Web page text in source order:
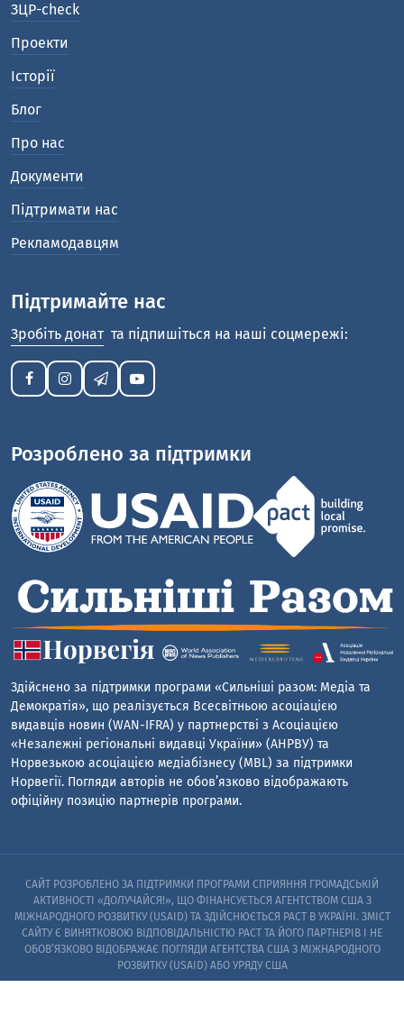
ЗЦР-check
Проекти
Історії
Блог
Про нас
Документи
Підтримати нас
Рекламодавцям
Підтримайте нас
Зробіть донат та підпишіться на наші соцмережі:
Розроблено за підтримки
Здійснено за підтримки програми «Сильніші разом: Медіа та
Демократія», що реалізується Всесвітньою асоціацією
видавців новин (WAN-IFRA) у партнерстві з Асоціацією
«Незалежні регіональні видавці України» (АНРВУ) та
Норвезькою асоціацією медіабізнесу (MBL) за підтримки
Норвегії. Погляди авторів не обов’язково відображають
офіційну позицію партнерів програми.
САЙТ РОЗРОБЛЕНО ЗА ПІДТРИМКИ ПРОГРАМИ СПРИЯННЯ ГРОМАДСЬКІЙ
АКТИВНОСТІ «ДОЛУЧАЙСЯ!», ЩО ФІНАНСУЄТЬСЯ АГЕНТСТВОМ США З
МІЖНАРОДНОГО РОЗВИТКУ (USAID) ТА ЗДІЙСНЮЄТЬСЯ PACT В УКРАЇНІ. ЗМІСТ
САЙТУ Є ВИНЯТКОВОЮ ВІДПОВІДАЛЬНІСТЮ PACT ТА ЙОГО ПАРТНЕРІВ I НЕ
ОБОВ’ЯЗКОВО ВІДОБРАЖАЄ ПОГЛЯДИ АГЕНТСТВА США З МІЖНАРОДНОГО
РОЗВИТКУ (USAID) АБО УРЯДУ США